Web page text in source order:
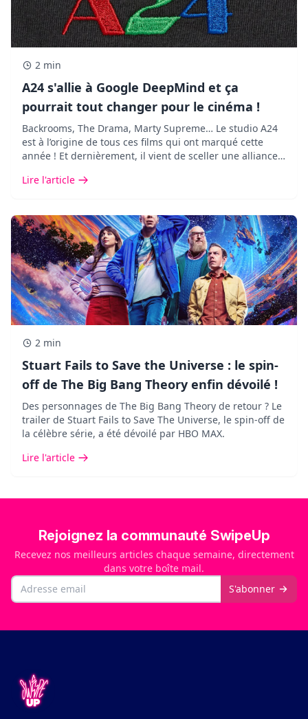
2 min
A24 s'allie à Google DeepMind et ça
pourrait tout changer pour le cinéma !
Backrooms, The Drama, Marty Supreme… Le studio A24
est à l’origine de tous ces films qui ont marqué cette
année ! Et dernièrement, il vient de sceller une alliance
Lire l'article
2 min
Stuart Fails to Save the Universe : le spin-
off de The Big Bang Theory enfin dévoilé !
Des personnages de The Big Bang Theory de retour ? Le
trailer de Stuart Fails to Save The Universe, le spin-off de
la célèbre série, a été dévoilé par HBO MAX.
Lire l'article
Rejoignez la communauté SwipeUp
Recevez nos meilleurs articles chaque semaine, directement
dans votre boîte mail.
Email S'abonner